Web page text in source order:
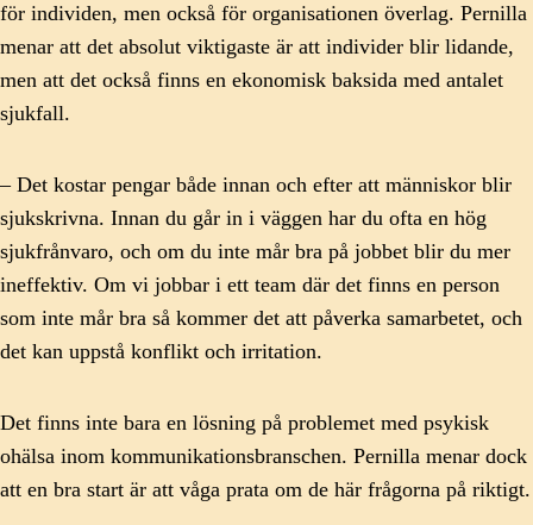
för individen, men också för organisationen överlag. Pernilla
menar att det absolut viktigaste är att individer blir lidande,
men att det också finns en ekonomisk baksida med antalet
sjukfall.
– Det kostar pengar både innan och efter att människor blir
sjukskrivna. Innan du går in i väggen har du ofta en hög
sjukfrånvaro, och om du inte mår bra på jobbet blir du mer
ineffektiv. Om vi jobbar i ett team där det finns en person
som inte mår bra så kommer det att påverka samarbetet, och
det kan uppstå konflikt och irritation.
Det finns inte bara en lösning på problemet med psykisk
ohälsa inom kommunikationsbranschen. Pernilla menar dock
att en bra start är att våga prata om de här frågorna på riktigt.